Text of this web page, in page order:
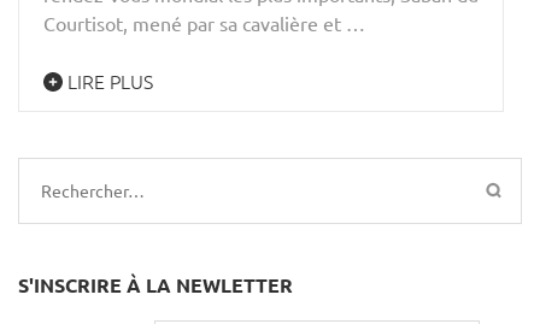
Courtisot, mené par sa cavalière et …
LIRE PLUS
Rechercher :
S'INSCRIRE À LA NEWLETTER